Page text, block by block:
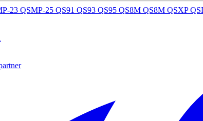
23 QSMP-25 QS91 QS93 QS95 QS8M QS8M QSXP